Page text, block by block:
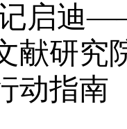
启迪
献研究
动指南